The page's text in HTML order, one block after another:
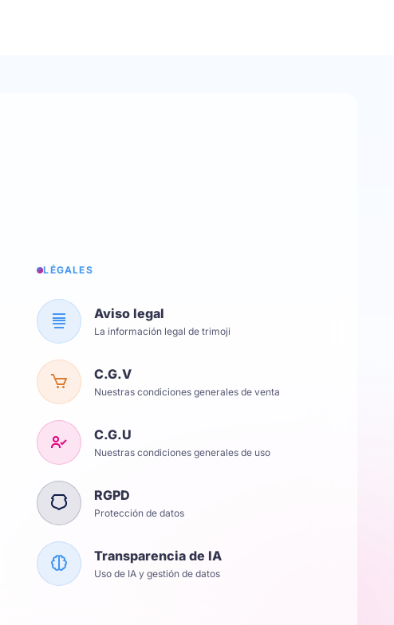
LÉGALES
Aviso legal
La información legal de trimoji
C.G.V
Nuestras condiciones generales de venta
C.G.U
Nuestras condiciones generales de uso
RGPD
Protección de datos
Transparencia de IA
Uso de IA y gestión de datos